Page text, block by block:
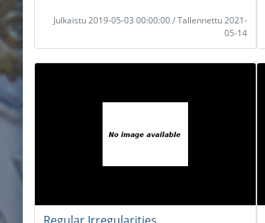
Julkaistu 2019-05-03 00:00:00 / Tallennettu 2021-
05-14